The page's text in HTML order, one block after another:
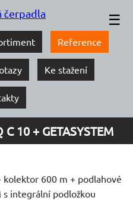
☰
Reference
Ke stažení
10 + GETASYSTEM
kolektor 600 m + podlahové
s integrální podložkou